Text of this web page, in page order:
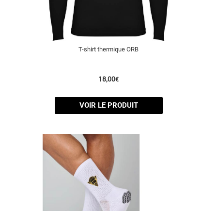
T-shirt thermique ORB
18,00€
VOIR LE PRODUIT